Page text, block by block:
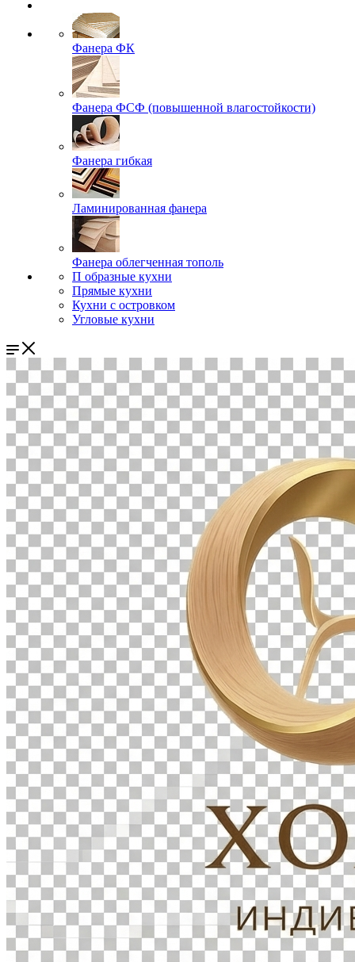
Фанера ФК
Фанера ФСФ (повышенной влагостойкости)
Фанера гибкая
Ламинированная фанера
Фанера облегченная тополь
П образные кухни
Прямые кухни
Кухни с островком
Угловые кухни